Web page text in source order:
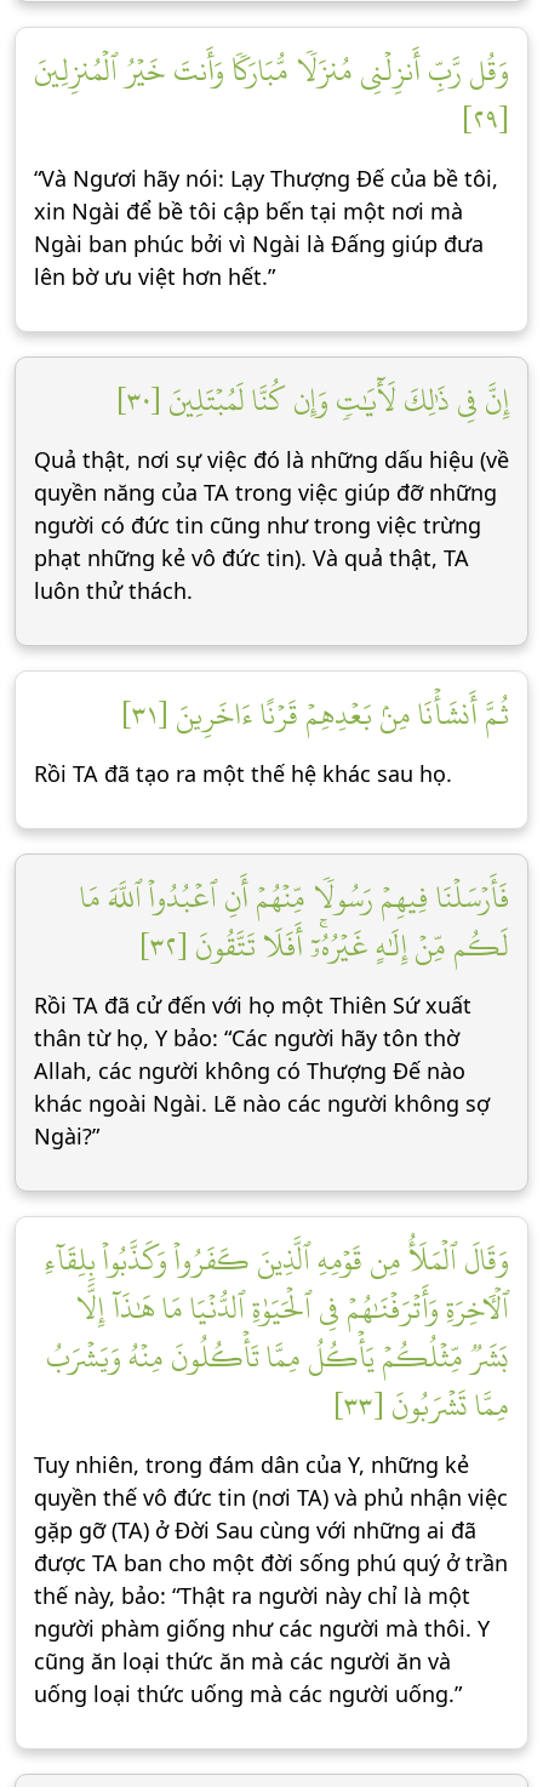
وَقُل رَّبِّ أَنزِلۡنِي مُنزَلٗا مُّبَارَكٗا وَأَنتَ خَيۡرُ ٱلۡمُنزِلِينَ
[٢٩]
“Và Ngươi hãy nói: Lạy Thượng Đế của bề tôi,
xin Ngài để bề tôi cập bến tại một nơi mà
Ngài ban phúc bởi vì Ngài là Đấng giúp đưa
lên bờ ưu việt hơn hết.”
إِنَّ فِي ذَٰلِكَ لَأٓيَٰتٖ وَإِن كُنَّا لَمُبۡتَلِينَ [٣٠]
Quả thật, nơi sự việc đó là những dấu hiệu (về
quyền năng của TA trong việc giúp đỡ những
người có đức tin cũng như trong việc trừng
phạt những kẻ vô đức tin). Và quả thật, TA
luôn thử thách.
ثُمَّ أَنشَأۡنَا مِنۢ بَعۡدِهِمۡ قَرۡنًا ءَاخَرِينَ [٣١]
Rồi TA đã tạo ra một thế hệ khác sau họ.
فَأَرۡسَلۡنَا فِيهِمۡ رَسُولٗا مِّنۡهُمۡ أَنِ ٱعۡبُدُواْ ٱللَّهَ مَا
لَكُم مِّنۡ إِلَٰهٍ غَيۡرُهُۥٓۚ أَفَلَا تَتَّقُونَ [٣٢]
Rồi TA đã cử đến với họ một Thiên Sứ xuất
thân từ họ, Y bảo: “Các người hãy tôn thờ
Allah, các người không có Thượng Đế nào
khác ngoài Ngài. Lẽ nào các người không sợ
Ngài?”
وَقَالَ ٱلۡمَلَأُ مِن قَوۡمِهِ ٱلَّذِينَ كَفَرُواْ وَكَذَّبُواْ بِلِقَآءِ
ٱلۡأٓخِرَةِ وَأَتۡرَفۡنَٰهُمۡ فِي ٱلۡحَيَوٰةِ ٱلدُّنۡيَا مَا هَٰذَآ إِلَّا
بَشَرٞ مِّثۡلُكُمۡ يَأۡكُلُ مِمَّا تَأۡكُلُونَ مِنۡهُ وَيَشۡرَبُ
مِمَّا تَشۡرَبُونَ [٣٣]
Tuy nhiên, trong đám dân của Y, những kẻ
quyền thế vô đức tin (nơi TA) và phủ nhận việc
gặp gỡ (TA) ở Đời Sau cùng với những ai đã
được TA ban cho một đời sống phú quý ở trần
thế này, bảo: “Thật ra người này chỉ là một
người phàm giống như các người mà thôi. Y
cũng ăn loại thức ăn mà các người ăn và
uống loại thức uống mà các người uống.”